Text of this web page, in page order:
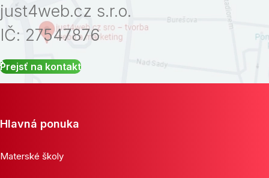
just4web.cz s.r.o.
IČ: 27547876
Prejsť na kontakt
Hlavná ponuka
Materské školy